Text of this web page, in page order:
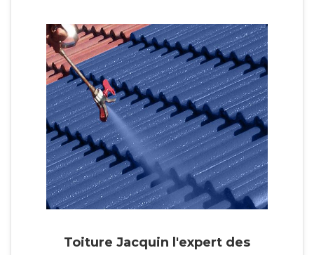
Toiture Jacquin l'expert des